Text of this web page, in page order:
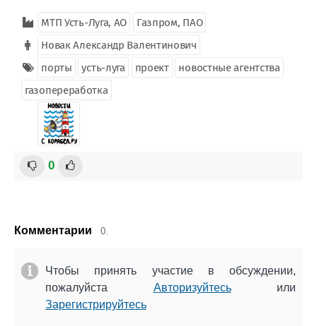
МТП Усть-Луга, АО
Газпром, ПАО
Новак Александр Валентинович
порты
усть-луга проект
новостные агентства
газопереработка
0
Комментарии 0.
Чтобы принять участие в обсуждении,
пожалуйста Авторизуйтесьили
Зарегистрируйтесь